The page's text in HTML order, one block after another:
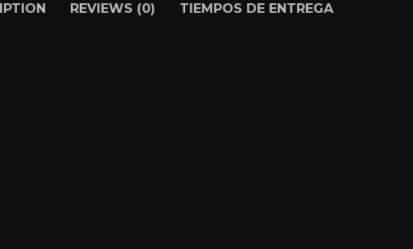
REVIEWS (0) TIEMPOS DE ENTREGA